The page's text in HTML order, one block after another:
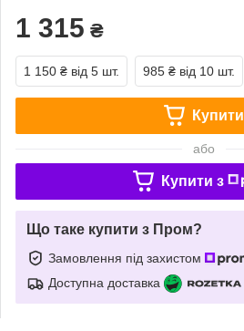
1 315 ₴
1 150 ₴ від 5 шт. 985 ₴ від 10 шт.
Купити
або
Купити з
Що таке купити з Пром?
Замовлення під захистом
Доступна доставка